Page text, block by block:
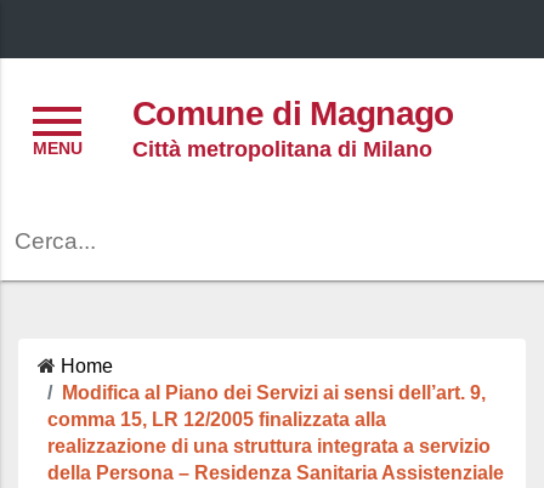
Comune di Magnago
Città metropolitana di Milano
Home
Modifica al Piano dei Servizi ai sensi dell’art. 9,
comma 15, LR 12/2005 finalizzata alla
realizzazione di una struttura integrata a servizio
della Persona – Residenza Sanitaria Assistenziale